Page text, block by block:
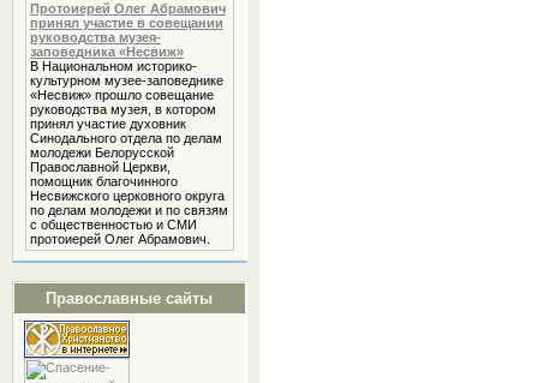
Протоиерей Олег Абрамович
принял участие в совещании
руководства музея-
заповедника «Несвиж»
В Национальном историко-
культурном музее-заповеднике
«Несвиж» прошло совещание
руководства музея, в котором
принял участие духовник
Cинодального отдела по делам
молодежи Белорусской
Православной Церкви,
помощник благочинного
Несвижского церковного округа
по делам молодежи и по связям
с общественностью и СМИ
протоиерей Олег Абрамович.
Православные сайты